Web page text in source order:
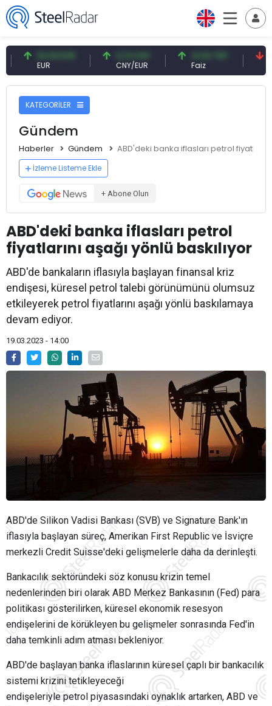
54,93 EUR 0,13 CNY
CNY/EUR
41,54 TRY 79,73
KATEGORİLER
Gündem
Haberler Gündem ABD'deki banka iflasları petrol
İzleme Listeme Ekle
+ Abone Olun
ABD'deki banka iflasları petrol
fiyatlarını aşağı yönlü baskılıyor
ABD'de bankaların iflasıyla başlayan finansal kriz
endişesi, küresel petrol talebi görünümünü olumsuz
etkileyerek petrol fiyatlarını aşağı yönlü baskılamaya
devam ediyor.
19.03.2023 - 14:00
ABD'de Silikon Vadisi Bankası (SVB) ve Signature Bank'ın
iflasıyla başlayan süreç, Amerikan First Republic ve İsviçre
merkezli Credit Suisse'deki gelişmelerle daha da derinleşti.
Bankacılık sektöründeki söz konusu krizin temel
nedenlerinden biri olarak ABD Merkez Bankasının (Fed) para
politikası gösterilirken, küresel ekonomik resesyon
endişelerini de körükleyen bu gelişmeler sonrasında Fed'in
daha temkinli adım atması bekleniyor.
ABD'de başlayan banka iflaslarının küresel çaplı bir bankacılık
sistemi krizini tetikleyeceği
endişeleriyle petrol piyasasındaki oynaklık artarken, ABD ve